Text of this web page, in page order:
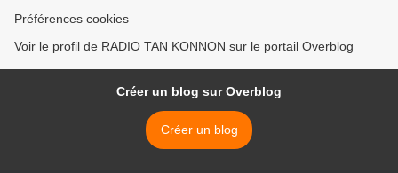
Préférences cookies
Voir le profil de RADIO TAN KONNON sur le portail Overblog
Créer un blog sur Overblog
Créer un blog